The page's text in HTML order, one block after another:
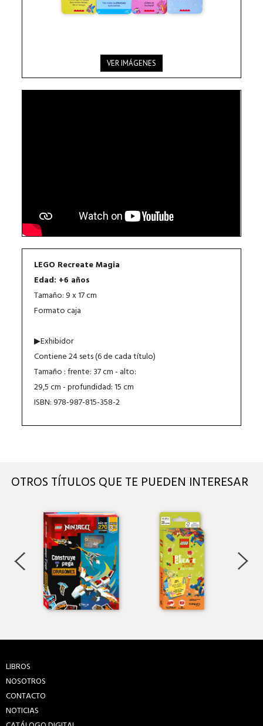
VER IMÁGENES
LEGO Recreate Magia
Edad: +6 años
Tamaño: 9 x 17 cm
Formato caja
▶Exhibidor
Contiene 24 sets (6 de cada título)
Tamaño : frente: 37 cm - alto:
29,5 cm - profundidad: 15 cm
ISBN: 978-987-815-358-2
OTROS TÍTULOS QUE TE PUEDEN INTERESAR
LIBROS
NOSOTROS
CONTACTO
NOTICIAS